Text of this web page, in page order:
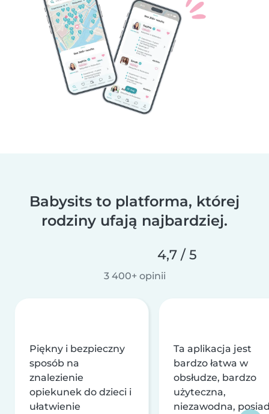
Babysits to platforma, której
rodziny ufają najbardziej.
4,7 / 5
3 400+ opinii
Piękny i bezpieczny
sposób na
znalezienie
opiekunek do dzieci i
ułatwienie
Ta aplikacja jest
bardzo łatwa w
obsłudze, bardzo
użyteczna,
niezawodna,